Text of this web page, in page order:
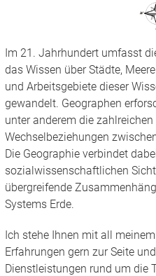
Im 21. Jahrhundert umfasst
das Wissen über Städte,
und Arbeitsgebiete dieser
gewandelt. Geographen
unter anderem die zahlreichen
Wechselbeziehungen
Die Geographie verbindet
sozialwissenschaftlichen
übergreifende
Systems Erde.
Ich stehe Ihnen mit all
Erfahrungen gern zur Seite
Dienstleistungen rund um die